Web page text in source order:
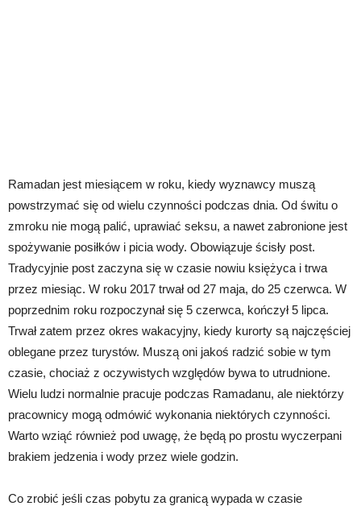
Ramadan jest miesiącem w roku, kiedy wyznawcy muszą
powstrzymać się od wielu czynności podczas dnia. Od świtu o
zmroku nie mogą palić, uprawiać seksu, a nawet zabronione jest
spożywanie posiłków i picia wody. Obowiązuje ścisły post.
Tradycyjnie post zaczyna się w czasie nowiu księżyca i trwa
przez miesiąc. W roku 2017 trwał od 27 maja, do 25 czerwca. W
poprzednim roku rozpoczynał się 5 czerwca, kończył 5 lipca.
Trwał zatem przez okres wakacyjny, kiedy kurorty są najczęściej
oblegane przez turystów. Muszą oni jakoś radzić sobie w tym
czasie, chociaż z oczywistych względów bywa to utrudnione.
Wielu ludzi normalnie pracuje podczas Ramadanu, ale niektórzy
pracownicy mogą odmówić wykonania niektórych czynności.
Warto wziąć również pod uwagę, że będą po prostu wyczerpani
brakiem jedzenia i wody przez wiele godzin.
Co zrobić jeśli czas pobytu za granicą wypada w czasie